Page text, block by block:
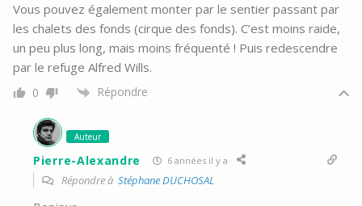
Vous pouvez également monter par le sentier passant par
les chalets des fonds (cirque des fonds). C’est moins raide,
un peu plus long, mais moins fréquenté ! Puis redescendre
par le refuge Alfred Wills.
0 Répondre
Auteur
Pierre-Alexandre 6 années il y a
Répondre à Stéphane DUCHOSAL